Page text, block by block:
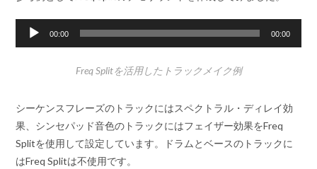
声
ヤ
ー
00:00 00:00
Freq Splitを活用したトラックメイク例
シーケンスフレーズのトラックにはスペクトラル・ディレイ効
果、シンセパッド音色のトラックにはフェイザー効果をFreq
Splitを使用して設定しています。ドラムとベースのトラックに
はFreq Splitは不使用です。